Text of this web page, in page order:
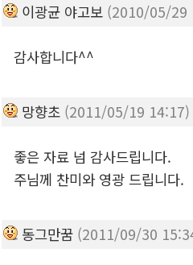
이광균 야고보 (2010/05/29
감사합니다^^
망향초 (2011/05/19 14:17)
좋은 자료 넘 감사드립니다.
주님께 찬미와 영광 드립니다.
동그만꿈 (2011/09/30